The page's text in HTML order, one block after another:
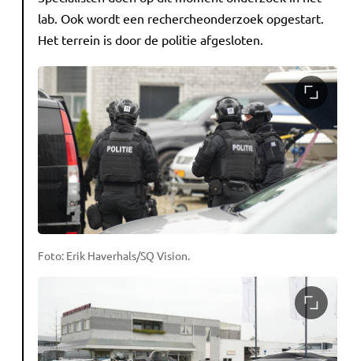
lab. Ook wordt een rechercheonderzoek opgestart.
Het terrein is door de politie afgesloten.
Foto: Erik Haverhals/SQ Vision.